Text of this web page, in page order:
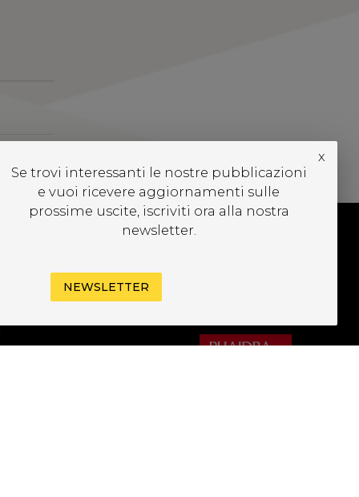
Se trovi interessanti le nostre pubblicazioni
e vuoi ricevere aggiornamenti sulle
prossime uscite, iscriviti ora alla nostra
newsletter.
x
NEWSLETTER